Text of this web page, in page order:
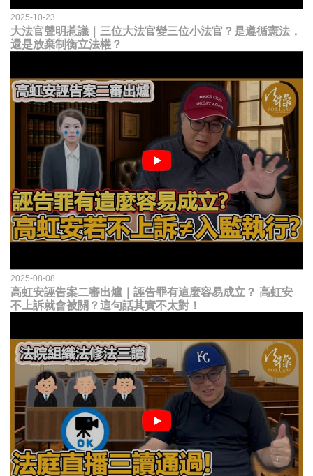
2025-10-23
大法官聲明惹議｜三位大法官變三位小法官？是遵循憲法，
還是放棄制衡立法權？
2025-08-08
高虹安誣告案二審出爐｜誣告罪有這麼容易成立？ 高虹安
不上訴就會被關？這句話其實不太對！